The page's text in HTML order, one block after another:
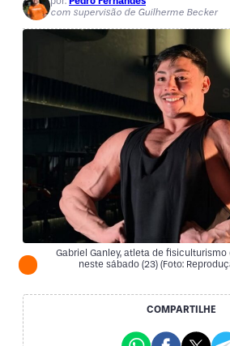
com supervisão de Guilherme Becker
Gabriel Ganley, atleta de
neste sábado (23) (Foto:
COMPARTILHE